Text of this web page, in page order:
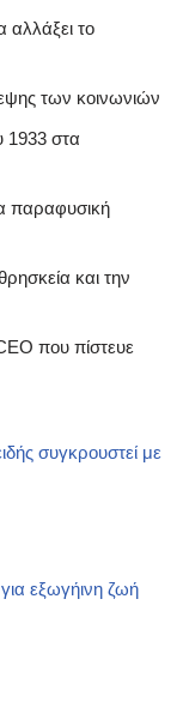
το
των κοινωνιών
1933 στα
παραφυσική
και την
που πίστευε
συγκρουστεί με
εξωγήινη ζωή